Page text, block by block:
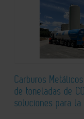
Carburos
de toneladas de
soluciones para la